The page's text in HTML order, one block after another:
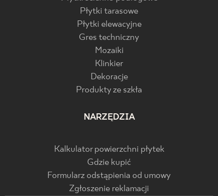
Płytki tarasowe
Płytki elewacyjne
Gres techniczny
Mozaiki
Klinkier
Dekoracje
Produkty ze szkła
NARZĘDZIA
Kalkulator powierzchni płytek
Gdzie kupić
Formularz odstąpienia od umowy
Zgłoszenie reklamacji